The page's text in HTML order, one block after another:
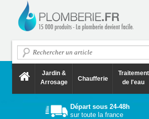
Jardin &
Arrosage
Chaufferie
Traitement
de l'eau
Départ sous 24-48h
sur toute la france